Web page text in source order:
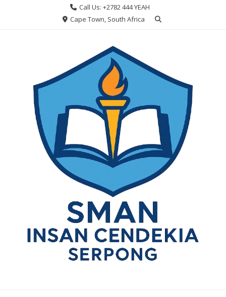
Call Us: +2782 444 YEAH
Cape Town, South Africa